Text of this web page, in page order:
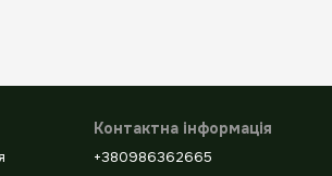
Контактна інформація
+380986362665